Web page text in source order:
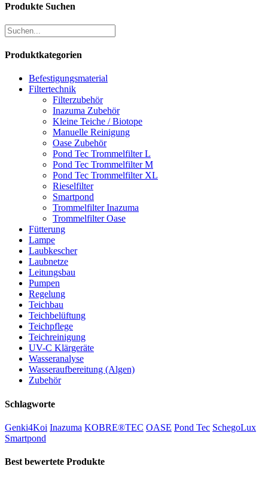
Produkte Suchen
Produktkategorien
Befestigungsmaterial
Filtertechnik
Filterzubehör
Inazuma Zubehör
Kleine Teiche / Biotope
Manuelle Reinigung
Oase Zubehör
Pond Tec Trommelfilter L
Pond Tec Trommelfilter M
Pond Tec Trommelfilter XL
Rieselfilter
Smartpond
Trommelfilter Inazuma
Trommelfilter Oase
Fütterung
Lampe
Laubkescher
Laubnetze
Leitungsbau
Pumpen
Regelung
Teichbau
Teichbelüftung
Teichpflege
Teichreinigung
UV-C Klärgeräte
Wasseranalyse
Wasseraufbereitung (Algen)
Zubehör
Schlagworte
Genki4Koi Inazuma KOBRE®TEC OASE Pond Tec SchegoLux
Smartpond
Best bewertete Produkte